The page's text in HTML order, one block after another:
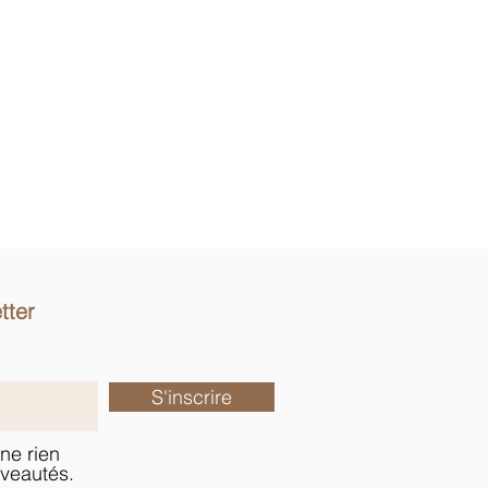
S'inscrire
rien